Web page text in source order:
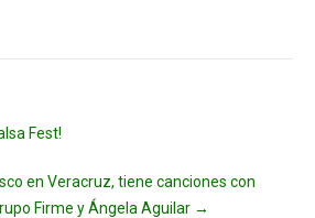
Fest!
en Veracruz, tiene canciones con
Firme y Ángela Aguilar →